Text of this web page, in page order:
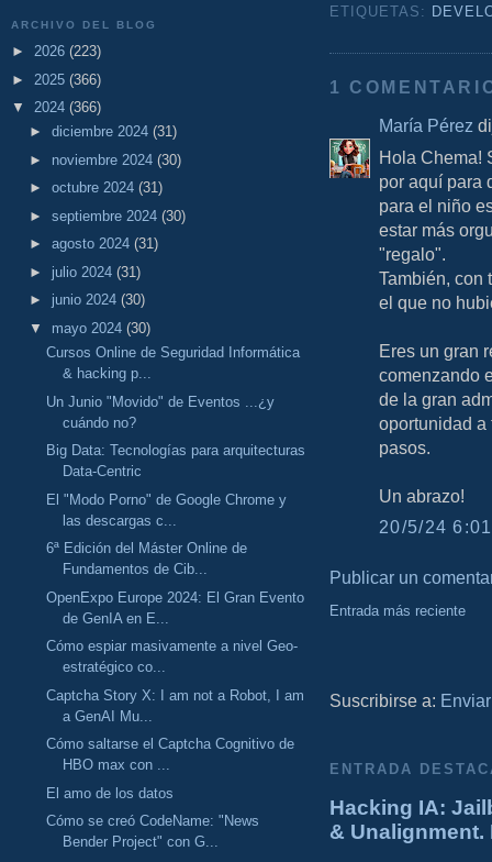
ARCHIVO DEL BLOG
► 2026 (223)
► 2025 (366)
▼ 2024 (366)
► diciembre 2024 (31)
► noviembre 2024 (30)
► octubre 2024 (31)
► septiembre 2024 (30)
► agosto 2024 (31)
► julio 2024 (31)
► junio 2024 (30)
▼ mayo 2024 (30)
Cursos Online de Seguridad Informática
& hacking p...
Un Junio "Movido" de Eventos ...¿y
cuándo no?
Big Data: Tecnologías para arquitecturas
Data-Centric
El "Modo Porno" de Google Chrome y
las descargas c...
6ª Edición del Máster Online de
Fundamentos de Cib...
OpenExpo Europe 2024: El Gran Evento
de GenIA en E...
Cómo espiar masivamente a nivel Geo-
estratégico co...
Captcha Story X: I am not a Robot, I am
a GenAI Mu...
Cómo saltarse el Captcha Cognitivo de
HBO max con ...
El amo de los datos
Cómo se creó CodeName: "News
Bender Project" con G...
ETIQUETAS:
1
María Pérez
Hola Chema!
por aquí para
para el niño
estar más
"regalo".
También, con
el que no
Eres un gran
comenzando
de la gran
oportunidad a
pasos.
Un abrazo!
20/5/24
Publicar un
Entrada más reciente
Suscribirse a:
ENTRADA
Hacking IA:
&